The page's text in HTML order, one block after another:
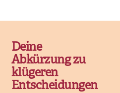
Deine
Abkürzung zu
klügeren
Entscheidungen